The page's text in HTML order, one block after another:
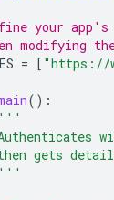
your app's
modifying
= [ "https://
():
'''
gets